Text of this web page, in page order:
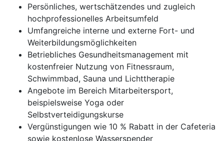
Persönliches, wertschätzendes und zugleich
hochprofessionelles Arbeitsumfeld
Umfangreiche interne und externe Fort- und
Weiterbildungsmöglichkeiten
Betriebliches Gesundheitsmanagement mit
kostenfreier Nutzung von Fitnessraum,
Schwimmbad, Sauna und Lichttherapie
Angebote im Bereich Mitarbeitersport,
beispielsweise Yoga oder
Selbstverteidigungskurse
Vergünstigungen wie 10 % Rabatt in der Cafeteria
sowie kostenlose Wasserspender